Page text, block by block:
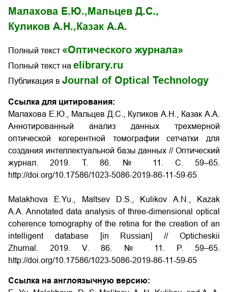
Малахова Е.Ю., Мальцев Д.С.,
Куликов А.Н., Казак А.А.
Полный текст «Оптического журнала»
Полный текст на elibrary.ru
Публикация в Journal of Optical Technology
Ссылка для цитирования:
Малахова Е.Ю., Мальцев Д.С., Куликов А.Н., Казак А.А.
Аннотированный анализ данных трехмерной
оптической когерентной томографии сетчатки для
создания интеллектуальной базы данных// Оптический
журнал. 2019. Т. 86. № 11. С. 59–65.
http://doi.org/10.17586/1023-5086-2019-86-11-59-65
Malakhova E.Yu., Maltsev D.S., Kulikov A.N., Kazak
A.A. Annotated data analysis of three-dimensional optical
coherence tomography of the retina for the creation of an
intelligent database
[in Russian] // Opticheskii
Zhurnal. 2019. V. 86. № 11. P. 59–65.
http://doi.org/10.17586/1023-5086-2019-86-11-59-65
Ссылка на англоязычную версию: